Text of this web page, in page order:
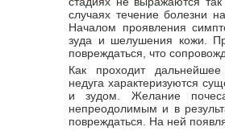
случаях течение болезни
Началом проявления
зуда и шелушения кожи.
повреждаться, что
Как проходит
недуга характеризуются
и зудом. Желание
непреодолимым и в
повреждаться. На ней